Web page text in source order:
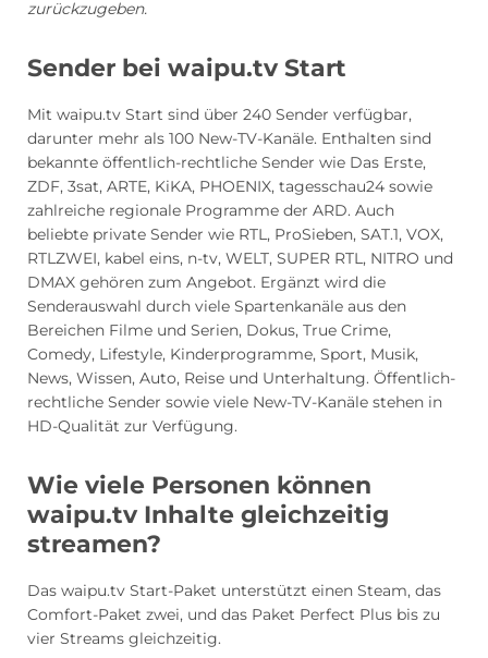
zurückzugeben.
Sender bei waipu.tv Start
Mit waipu.tv Start sind über 240 Sender verfügbar,
darunter mehr als 100 New-TV-Kanäle. Enthalten sind
bekannte öffentlich-rechtliche Sender wie Das Erste,
ZDF, 3sat, ARTE, KiKA, PHOENIX, tagesschau24 sowie
zahlreiche regionale Programme der ARD. Auch
beliebte private Sender wie RTL, ProSieben, SAT.1, VOX,
RTLZWEI, kabel eins, n-tv, WELT, SUPER RTL, NITRO und
DMAX gehören zum Angebot. Ergänzt wird die
Senderauswahl durch viele Spartenkanäle aus den
Bereichen Filme und Serien, Dokus, True Crime,
Comedy, Lifestyle, Kinderprogramme, Sport, Musik,
News, Wissen, Auto, Reise und Unterhaltung. Öffentlich-
rechtliche Sender sowie viele New-TV-Kanäle stehen in
HD-Qualität zur Verfügung.
Wie viele Personen können
waipu.tv Inhalte gleichzeitig
streamen?
Das waipu.tv Start-Paket unterstützt einen Steam, das
Comfort-Paket zwei, und das Paket Perfect Plus bis zu
vier Streams gleichzeitig.